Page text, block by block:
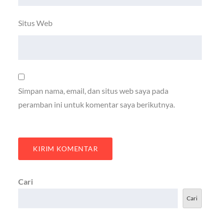
Situs Web
Simpan nama, email, dan situs web saya pada
peramban ini untuk komentar saya berikutnya.
Cari
Cari